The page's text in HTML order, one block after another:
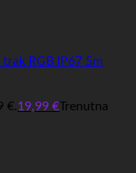
RGB IP67 5m
€.19,99 €Trenutna